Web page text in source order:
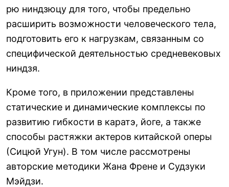
рю ниндзюцу для того, чтобы предельно
расширить возможности человеческого тела,
подготовить его к нагрузкам, связанным со
специфической деятельностью средневековых
ниндзя.
Кроме того, в приложении представлены
статические и динамические комплексы по
развитию гибкости в каратэ, йоге, а также
способы растяжки актеров китайской оперы
(Сицюй Угун). В том числе рассмотрены
авторские методики Жана Френе и Судзуки
Мэйдзи.